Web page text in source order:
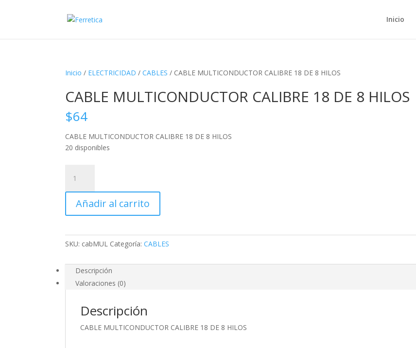
Inicio
Inicio / ELECTRICIDAD /CABLES / CABLE MULTICONDUCTOR CALIBRE 18 DE 8 HILOS
CABLE MULTICONDUCTOR CALIBRE 18 DE 8 HILOS
$64
CABLE MULTICONDUCTOR CALIBRE 18 DE 8 HILOS
20 disponibles
MULTICONDUCTOR
CALIBRE
DE
HILOS
cantidad
Añadir al carrito
SKU: cabMUL Categoría:CABLES
Descripción
Valoraciones (0)
Descripción
CABLE MULTICONDUCTOR CALIBRE 18 DE 8 HILOS